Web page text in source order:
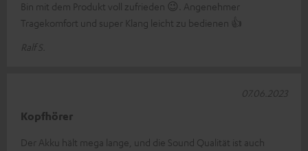
Bin mit dem Produkt voll zufrieden 😉. Angenehmer
Tragekomfort und super Klang leicht zu bedienen 👍
Ralf S.
Kopfhörer
Der Akku hält mega lange, und die Sound Qualität ist auch
07.06.2023